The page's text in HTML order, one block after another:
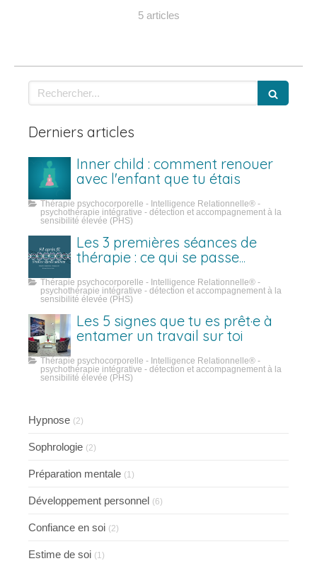
5 articles
Rechercher
Derniers articles
Inner child : comment renouer
avec l'enfant que tu étais
Thérapie psychocorporelle - Intelligence Relationnelle® -
psychothérapie intégrative - détection et accompagnement à la
sensibilité élevée (PHS)
Les 3 premières séances de
thérapie : ce qui se passe
Thérapie psychocorporelle - Intelligence Relationnelle® -
psychothérapie intégrative - détection et accompagnement à la
sensibilité élevée (PHS)
Les 5 signes que tu es prêt·e à
entamer un travail sur toi
Thérapie psychocorporelle - Intelligence Relationnelle® -
psychothérapie intégrative - détection et accompagnement à la
sensibilité élevée (PHS)
Hypnose (2)
Sophrologie (2)
Préparation mentale (1)
Développement personnel (6)
Confiance en soi (2)
Estime de soi (1)